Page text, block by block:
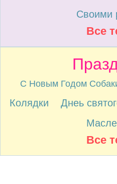
Своими
Все
С Новым Годом
Колядки
Днеь
Все